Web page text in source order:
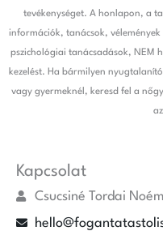
tevékenységet. A honlapon, a
információk, tanácsok,
pszichológiai tanácsadások, NEM
kezelést. Ha bármilyen
vagy gyermeknél, keresd fel a
Kapcsolat
Csucsiné Tordai